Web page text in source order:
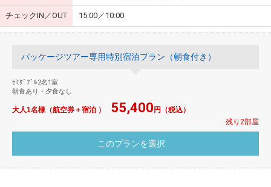
チェックIN／OUT 15:00／10:00
パッケージツアー専用特別宿泊プラン（朝食付き）
ｾﾐﾀﾞﾌﾞﾙ2名1室
朝食あり・夕食なし
大人1名様（航空券＋宿泊 ） 55,400円（税込）
残り2部屋